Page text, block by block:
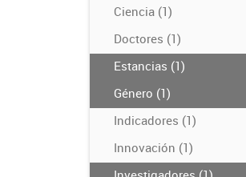
Ciencia (1)
Doctores (1)
Estancias (1)
Género (1)
Indicadores (1)
Innovación (1)